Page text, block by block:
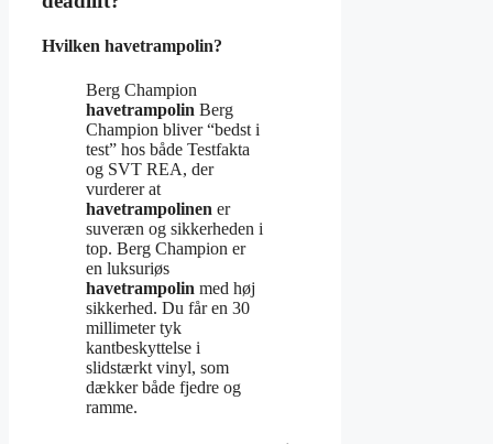
Hvilken havetrampolin?
Berg Champion
havetrampolin Berg
Champion bliver “bedst i
test” hos både Testfakta
og SVT REA, der
vurderer at
havetrampolinen er
suveræn og sikkerheden i
top. Berg Champion er
en luksuriøs
havetrampolin med høj
sikkerhed. Du får en 30
millimeter tyk
kantbeskyttelse i
slidstærkt vinyl, som
dækker både fjedre og
ramme.